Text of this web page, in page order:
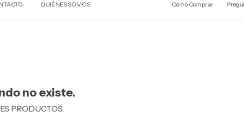
QUIÉNES SOMOS Cómo Comprar
no existe.
PRODUCTOS.